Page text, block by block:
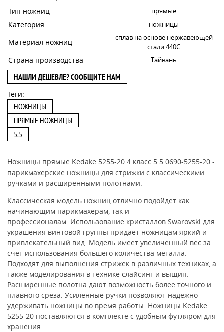
Тип ножниц прямые
Категория ножницы
Материал ножниц
сплав на основе нержавеющей
стали 440C
Страна производства Тайвань
НАШЛИ ДЕШЕВЛЕ? СООБЩИТЕ НАМ
Теги:
НОЖНИЦЫ
ПРЯМЫЕ НОЖНИЦЫ
5.5
Ножницы прямые Kedake 5255-20 4 класс 5.5 0690-5255-20 -
парикмахерские ножницы для стрижки с классическими
ручками и расширенными полотнами.
Классическая модель ножниц отлично подойдет как
начинающим парикмахерам, так и
профессионалам. Использование кристаллов Swarovski для
украшения винтовой группы придает ножницам яркий и
привлекательный вид. Модель имеет увеличенный вес за
счет использования большего количества металла.
Подходят для выполнения стрижек в различных техниках, а
также моделирования в технике слайсинг и выщип.
Расширенные полотна дают возможность более точного и
плавного среза. Усиленные ручки позволяют надежно
удерживать ножницы во время работы. Ножницы Kedake
5255-20 поставляются в комплекте с удобным футляром для
хранения.